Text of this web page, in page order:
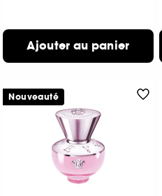
Ajouter au panier
Nouveauté